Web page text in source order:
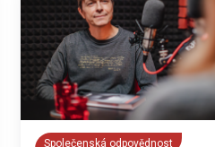
Společenská odpovědnost